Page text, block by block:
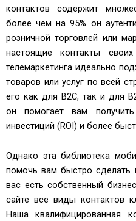
контактов содержит
более чем на 95% он
розничной торговлей или
настоящие контакты
телемаркетинга идеально
товаров или услуг по всей
его как для B2C, так и для
он помогает вам
инвестиций (ROI) и более
Однако эта библиотека
помочь вам быстро сделать
вас есть собственный
сайте все виды контактов
Наша квалифицированная